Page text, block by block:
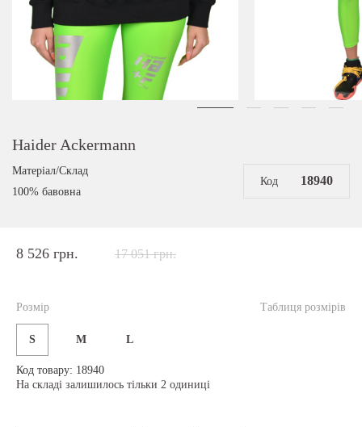
Haider Ackermann
Матеріал/Склад
100% бавовна
Код 18940
8 526 грн. 17 051 грн.
Таблиця розмірів
Розмір
S M L
Код товару: 18940
На складі залишилось тільки 2 одиниці